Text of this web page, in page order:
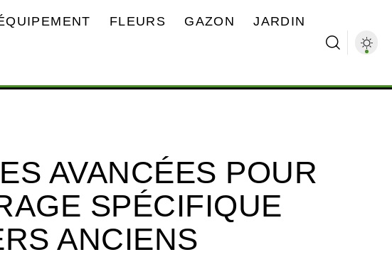
FLEURS GAZON JARDIN
AVANCÉES POUR
SPÉCIFIQUE
ANCIENS